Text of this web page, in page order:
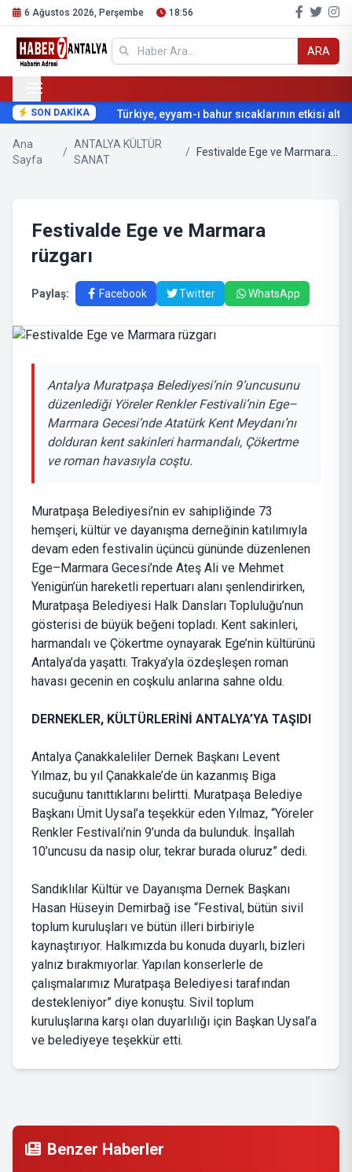
6 Ağustos 2026, Perşembe 18:56
ARA
SON DAKİKA Türkiye, eyyam-ı bahur sıcaklarının etkisi
Ana
Sayfa
/
ANTALYA KÜLTÜR
SANAT
/
Festivalde Ege ve Marmara
rüzgarı
Paylaş: Facebook Twitter WhatsApp
Antalya Muratpaşa Belediyesi’nin 9’uncusunu
düzenlediği Yöreler Renkler Festivali’nin Ege–
Marmara Gecesi’nde Atatürk Kent Meydanı’nı
dolduran kent sakinleri harmandalı, Çökertme
ve roman havasıyla coştu.
Muratpaşa Belediyesi’nin ev sahipliğinde 73
hemşeri, kültür ve dayanışma derneğinin katılımıyla
devam eden festivalin üçüncü gününde düzenlenen
Ege–Marmara Gecesi’nde Ateş Ali ve Mehmet
Yenigün’ün hareketli repertuarı alanı şenlendirirken,
Muratpaşa Belediyesi Halk Dansları Topluluğu’nun
gösterisi de büyük beğeni topladı. Kent sakinleri,
harmandalı ve Çökertme oynayarak Ege’nin kültürünü
Antalya’da yaşattı. Trakya’yla özdeşleşen roman
havası gecenin en coşkulu anlarına sahne oldu.
DERNEKLER, KÜLTÜRLERİNİ ANTALYA’YA TAŞIDI
Antalya Çanakkaleliler Dernek Başkanı Levent
Yılmaz, bu yıl Çanakkale’de ün kazanmış Biga
sucuğunu tanıttıklarını belirtti. Muratpaşa Belediye
Başkanı Ümit Uysal’a teşekkür eden Yılmaz, “Yöreler
Renkler Festivali’nin 9’unda da bulunduk. İnşallah
10’uncusu da nasip olur, tekrar burada oluruz” dedi.
Sandıklılar Kültür ve Dayanışma Dernek Başkanı
Hasan Hüseyin Demirbağ ise “Festival, bütün sivil
toplum kuruluşları ve bütün illeri birbiriyle
kaynaştırıyor. Halkımızda bu konuda duyarlı, bizleri
yalnız bırakmıyorlar. Yapılan konserlerle de
çalışmalarımız Muratpaşa Belediyesi tarafından
destekleniyor” diye konuştu. Sivil toplum
kuruluşlarına karşı olan duyarlılığı için Başkan Uysal’a
ve belediyeye teşekkür etti.
Benzer Haberler